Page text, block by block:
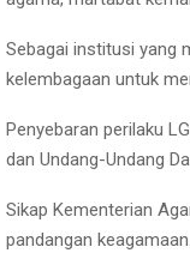
Sebagai institusi yang
kelembagaan untuk
Penyebaran perilaku
dan Undang-Undang
Sikap Kementerian
pandangan keagamaan.